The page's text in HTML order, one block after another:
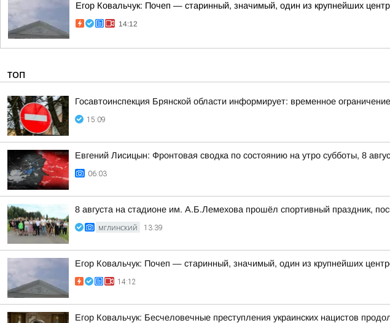
Егор Ковальчук: Почеп — старинный, значимый, один из крупнейших
14:12
ТОП
Госавтоинспекция Брянской области информирует: временное
15:09
Евгений Лисицын: Фронтовая сводка по состоянию на утро субботы, 8
06:03
8 августа на стадионе им. А.Б.Лемехова прошёл спортивный праздник,
МГЛИНСКИЙ 13:39
Егор Ковальчук: Почеп — старинный, значимый, один из крупнейших
14:12
Егор Ковальчук: Бесчеловечные преступления украинских нацистов